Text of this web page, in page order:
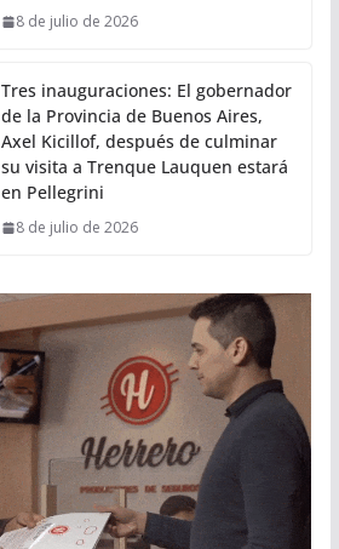
8 de julio de 2026
Tres inauguraciones: El gobernador
de la Provincia de Buenos Aires,
Axel Kicillof, después de culminar
su visita a Trenque Lauquen estará
en Pellegrini
8 de julio de 2026